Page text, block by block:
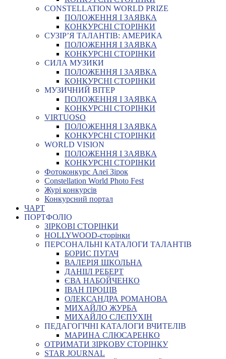
CONSTELLATION WORLD PRIZE
ПОЛОЖЕННЯ І ЗАЯВКА
КОНКУРСНІ СТОРІНКИ
СУЗІР’Я ТАЛАНТІВ: АМЕРИКА
ПОЛОЖЕННЯ І ЗАЯВКА
КОНКУРСНІ СТОРІНКИ
СИЛА МУЗИКИ
ПОЛОЖЕННЯ І ЗАЯВКА
КОНКУРСНІ СТОРІНКИ
МУЗИЧНИЙ ВІТЕР
ПОЛОЖЕННЯ І ЗАЯВКА
КОНКУРСНІ СТОРІНКИ
VIRTUOSO
ПОЛОЖЕННЯ І ЗАЯВКА
КОНКУРСНІ СТОРІНКИ
WORLD VISION
ПОЛОЖЕННЯ І ЗАЯВКА
КОНКУРСНІ СТОРІНКИ
Фотоконкурс Алеї Зірок
Constellation World Photo Fest
Журі конкурсів
Конкурсний портал
ЧАРТ
ПОРТФОЛІО
ЗІРКОВІ СТОРІНКИ
HOLLYWOOD-сторінки
ПЕРСОНАЛЬНІ КАТАЛОГИ ТАЛАНТІВ
БОРИС ПУГАЧ
ВАЛЕРІЯ ШКОЛЬНА
ДАНІІЛ РЕБЕРТ
ЄВА НАБОЙЧЕНКО
ІВАН ПРОЦІВ
ОЛЕКСАНДРА РОМАНОВА
МИХАЙЛО ЖУРБА
МИХАЙЛО СЛЄПУХІН
ПЕДАГОГІЧНІ КАТАЛОГИ ВЧИТЕЛІВ
МАРИНА СЛЮСАРЕНКО
ОТРИМАТИ ЗІРКОВУ СТОРІНКУ
STAR JOURNAL